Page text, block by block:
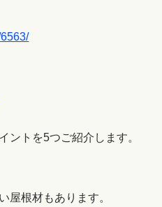
ントを5つご紹介します。
屋根材もあります。